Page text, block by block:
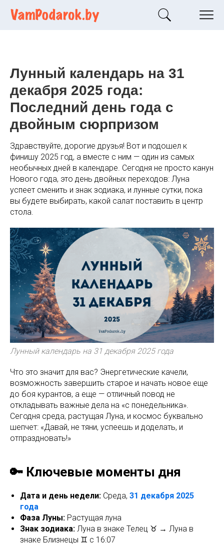
Лунный календарь на 31
декабря 2025 года:
Последний день года с
двойным сюрпризом
Здравствуйте, дорогие друзья! Вот и подошел к
финишу 2025 год, а вместе с ним — один из самых
необычных дней в календаре. Сегодня не просто канун
Нового года, это день двойных переходов: Луна
успеет сменить и знак зодиака, и лунные сутки, пока
вы будете выбирать, какой салат поставить в центр
стола.
Лунный календарь на 31 декабря 2025 года
Что это значит для вас? Энергетические качели,
возможность завершить старое и начать новое еще
до боя курантов, а еще — отличный повод не
откладывать важные дела на «с понедельника».
Сегодня среда, растущая Луна, и космос буквально
шепчет: «Давай, не тяни, успеешь и доделать, и
отпраздновать!»
🔑 Ключевые моменты дня
Дата и день недели: Среда, 31 декабря 2025
года
Фаза Луны: Растущая луна
Знак зодиака: Луна в знаке Телец ♉ → Луна в
знаке Близнецы ♊ с 16:07